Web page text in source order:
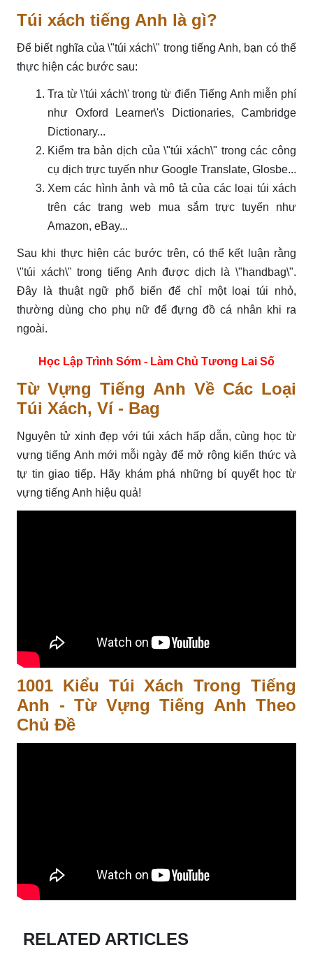
Túi xách tiếng Anh là gì?
Để biết nghĩa của \"túi xách\" trong tiếng Anh, bạn có thể
thực hiện các bước sau:
Tra từ \'túi xách\' trong từ điển Tiếng Anh miễn phí
như Oxford Learner\'s Dictionaries, Cambridge
Dictionary...
Kiểm tra bản dịch của \"túi xách\" trong các công
cụ dịch trực tuyến như Google Translate, Glosbe...
Xem các hình ảnh và mô tả của các loại túi xách
trên các trang web mua sắm trực tuyến như
Amazon, eBay...
Sau khi thực hiện các bước trên, có thể kết luận rằng
\"túi xách\" trong tiếng Anh được dịch là \"handbag\".
Đây là thuật ngữ phổ biến để chỉ một loại túi nhỏ,
thường dùng cho phụ nữ để đựng đồ cá nhân khi ra
ngoài.
Học Lập Trình Sớm - Làm Chủ Tương Lai Số
Từ Vựng Tiếng Anh Về Các Loại
Túi Xách, Ví - Bag
Nguyên tử xinh đẹp với túi xách hấp dẫn, cùng học từ
vựng tiếng Anh mới mỗi ngày để mở rộng kiến thức và
tự tin giao tiếp. Hãy khám phá những bí quyết học từ
vựng tiếng Anh hiệu quả!
1001 Kiểu Túi Xách Trong Tiếng
Anh - Từ Vựng Tiếng Anh Theo
Chủ Đề
RELATED ARTICLES